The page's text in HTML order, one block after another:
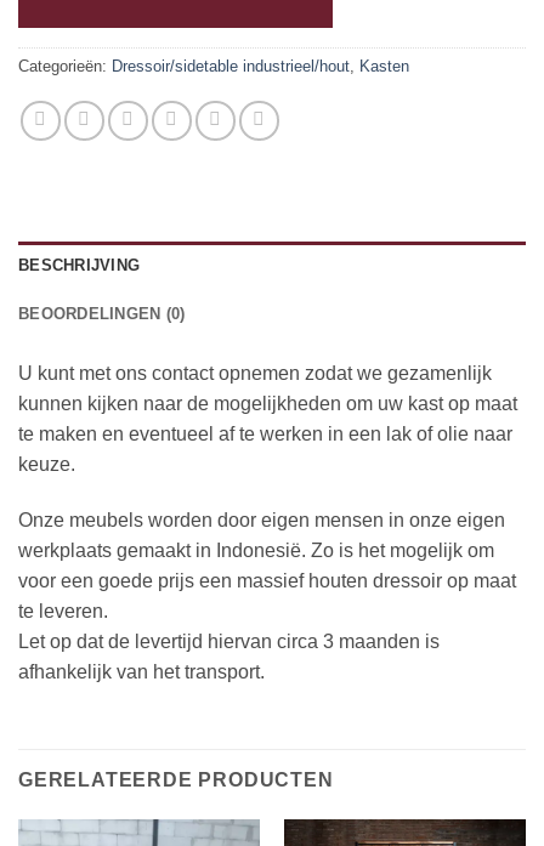
Categorieën: Dressoir/sidetable industrieel/hout, Kasten
BESCHRIJVING
BEOORDELINGEN (0)
U kunt met ons contact opnemen zodat we gezamenlijk
kunnen kijken naar de mogelijkheden om uw kast op maat
te maken en eventueel af te werken in een lak of olie naar
keuze.
Onze meubels worden door eigen mensen in onze eigen
werkplaats gemaakt in Indonesië. Zo is het mogelijk om
voor een goede prijs een massief houten dressoir op maat
te leveren.
Let op dat de levertijd hiervan circa 3 maanden is
afhankelijk van het transport.
GERELATEERDE PRODUCTEN